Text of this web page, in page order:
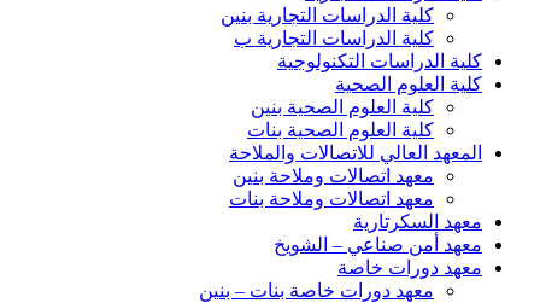
كلية الدراسات التجارية بنين
كلية الدراسات التجارية ب
كلية الدراسات التكنولوجية
كلية العلوم الصحية
كلية العلوم الصحية بنين
كلية العلوم الصحية بنات
المعهد العالي للاتصالات والملاحة
معهد اتصالات وملاحة بنين
معهد اتصالات وملاحة بنات
معهد السكرتارية
معهد أمن صناعي – الشويخ
معهد دورات خاصة
معهد دورات خاصة بنات – بنين